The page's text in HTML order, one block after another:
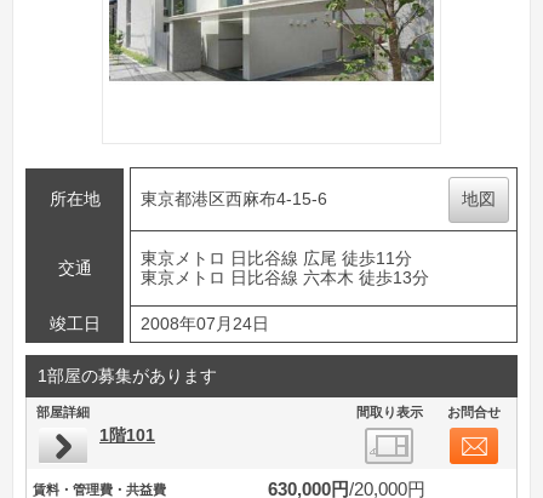
所在地 東京都港区西麻布4-15-6 地図
交通
東京メトロ 日比谷線 広尾 徒歩11分
東京メトロ 日比谷線 六本木 徒歩13分
竣工日 2008年07月24日
1部屋の募集があります
部屋詳細 間取り表示 お問合せ
1階101
賃料・管理費・共益費 630,000円 20,000円